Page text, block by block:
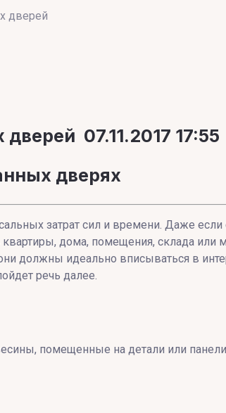
дверей
дверей 07.11.2017 17:55
дверях
затрат сил и времени. Даже
дома, помещения, склада или
должны идеально вписываться в
речь далее.
помещенные на детали или